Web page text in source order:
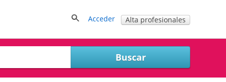
Acceder Alta profesionales